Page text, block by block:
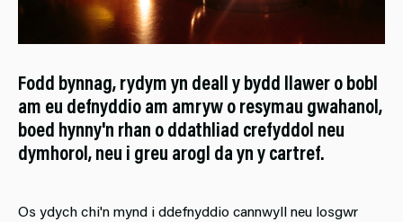
Fodd bynnag, rydym yn deall y bydd llawer o bobl
am eu defnyddio am amryw o resymau gwahanol,
boed hynny'n rhan o ddathliad crefyddol neu
dymhorol, neu i greu arogl da yn y cartref.
Os ydych chi'n mynd i ddefnyddio cannwyll neu losgwr